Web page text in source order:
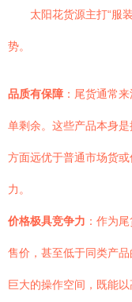
太阳花货源主打“服
势。
品质有保障 ：尾货通常
单剩余。这些产品本身
方面远优于普通市场货
力。
价格极具竞争力 ：作为
售价，甚至低于同类产
巨大的操作空间，既能